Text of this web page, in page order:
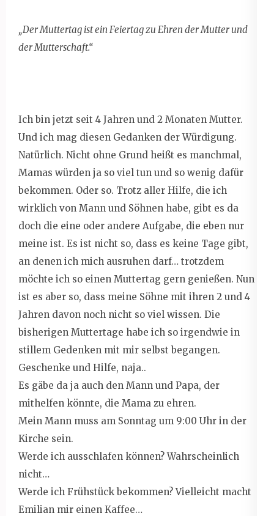
„Der Muttertag ist ein Feiertag zu Ehren der Mutter und
der Mutterschaft.“
Ich bin jetzt seit 4 Jahren und 2 Monaten Mutter.
Und ich mag diesen Gedanken der Würdigung.
Natürlich. Nicht ohne Grund heißt es manchmal,
Mamas würden ja so viel tun und so wenig dafür
bekommen. Oder so. Trotz aller Hilfe, die ich
wirklich von Mann und Söhnen habe, gibt es da
doch die eine oder andere Aufgabe, die eben nur
meine ist. Es ist nicht so, dass es keine Tage gibt,
an denen ich mich ausruhen darf… trotzdem
möchte ich so einen Muttertag gern genießen. Nun
ist es aber so, dass meine Söhne mit ihren 2 und 4
Jahren davon noch nicht so viel wissen. Die
bisherigen Muttertage habe ich so irgendwie in
stillem Gedenken mit mir selbst begangen.
Geschenke und Hilfe, naja..
Es gäbe da ja auch den Mann und Papa, der
mithelfen könnte, die Mama zu ehren.
Mein Mann muss am Sonntag um 9:00 Uhr in der
Kirche sein.
Werde ich ausschlafen können? Wahrscheinlich
nicht…
Werde ich Frühstück bekommen? Vielleicht macht
Emilian mir einen Kaffee…